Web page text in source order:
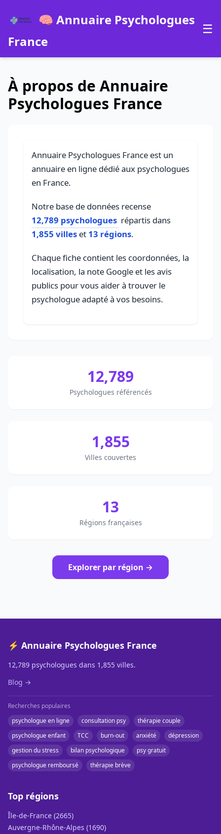
🧠 Annuaire Psychologues
France
☰
À propos de Annuaire
Psychologues France
Annuaire Psychologues France est un
annuaire en ligne dédié aux psychologues
en France.
Notre base de données recense
12,789 psychologues répartis dans
1,855 villes et 13 régions.
Chaque fiche contient les coordonnées, la
localisation, la note Google et les avis
publics pour vous aider à trouver le
psychologue adapté à vos besoins.
12,789
Psychologues référencés
1,855
Villes couvertes
13
Régions françaises
Explorer par région →
⚡ Annuaire Psychologues France
12,789 psychologues dans 1,855 villes.
Blog →
Recherches populaires
psychologue en ligne
consultation psy
thérapie couple
psychologue enfant
TCC burn-out anxiété
dépression
gestion du stress
bilan psychologique
psy gratuit
psychologue remboursé
thérapie brève
Top régions
Île-de-France (2665)
Auvergne-Rhône-Alpes (1690)